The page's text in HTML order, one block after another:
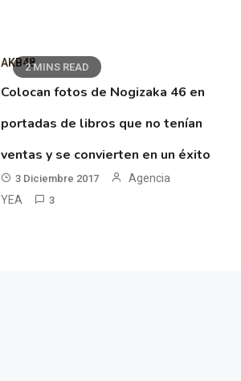
2 MINS READ
AKB48
Colocan fotos de Nogizaka 46 en
portadas de libros que no tenían
ventas y se convierten en un éxito
3 Diciembre 2017
Agencia
YEA
3